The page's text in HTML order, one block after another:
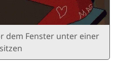
dem Fenster unter einer